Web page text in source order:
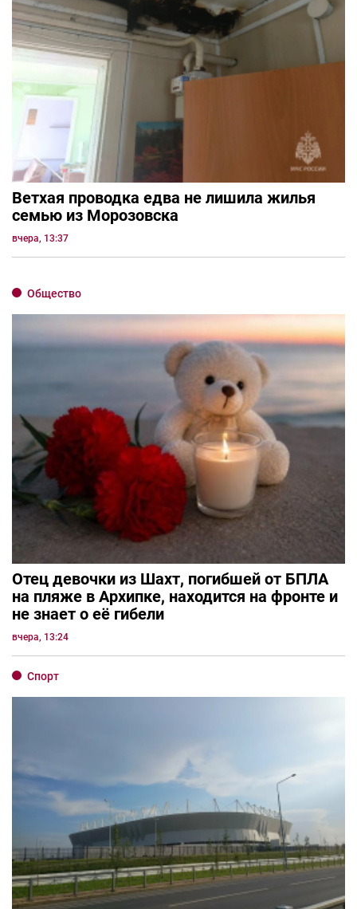
Ветхая проводка едва не лишила жилья
семью из Морозовска
вчера, 13:37
Общество
Отец девочки из Шахт, погибшей от БПЛА
на пляже в Архипке, находится на фронте и
не знает о её гибели
вчера, 13:24
Спорт